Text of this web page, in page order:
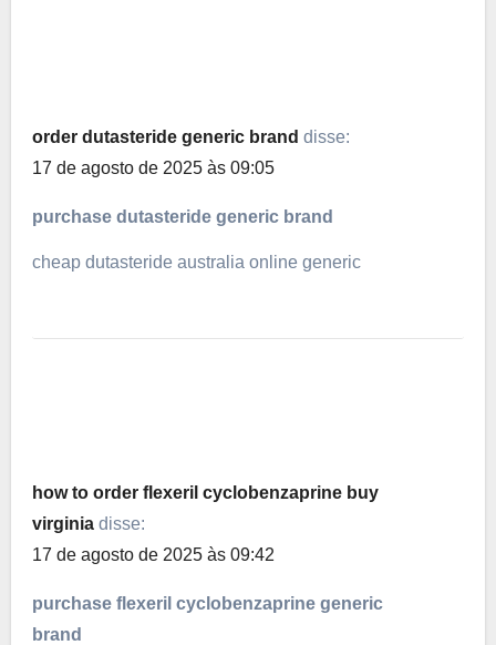
order dutasteride generic brand disse:
17 de agosto de 2025 às 09:05
purchase dutasteride generic brand
cheap dutasteride australia online generic
how to order flexeril cyclobenzaprine buy
virginia disse:
17 de agosto de 2025 às 09:42
purchase flexeril cyclobenzaprine generic
brand